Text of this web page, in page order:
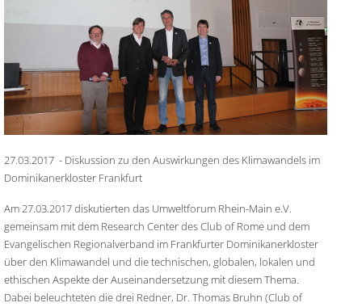
27.03.2017 - Diskussion zu den Auswirkungen des Klimawandels im
Dominikanerkloster Frankfurt
Am 27.03.2017 diskutierten das Umweltforum Rhein-Main e.V.
gemeinsam mit dem Research Center des Club of Rome und dem
Evangelischen Regionalverband im Frankfurter Dominikanerkloster
über den Klimawandel und die technischen, globalen, lokalen und
ethischen Aspekte der Auseinandersetzung mit diesem Thema.
Dabei beleuchteten die drei Redner, Dr. Thomas Bruhn (Club of